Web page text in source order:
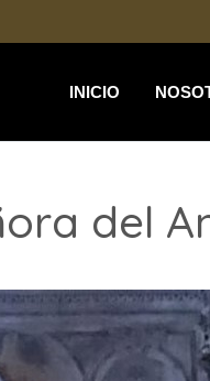
INICIO
del